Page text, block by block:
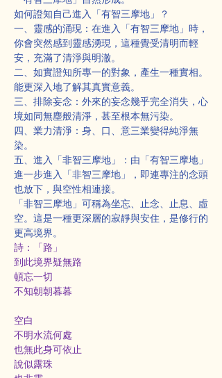
如何證知自己進入「有智三摩地」？
一、靈感的涌現：在進入「有智三摩地」時，
你會突然感到靈感湧現，這種覺受清明而輕
安，充滿了清淨與明澈。
二、如實證知所專一的對象，產生一種實相。
能更深入地了解其真實意義。
三、排除妄念：外來的妄念幾乎完全消失，心
境如同無塵般清淨，甚至根本無污染。
四、業力清淨：身、口、意三業變得純淨無
染。
五、進入「非智三摩地」：由「有智三摩地」
進一步進入「非智三摩地」，即連專注的念頭
也放下，與空性相連接。
「非智三摩地」可稱為坐忘、止念、止息、虛
空。這是一種更深層的寂靜與安住，是修行的
更高境界。
詩：「路」
到此境界疑無路
頓忘一切
不知朝朝暮暮
空白
不明水流何處
也無此身可依止
說似露珠